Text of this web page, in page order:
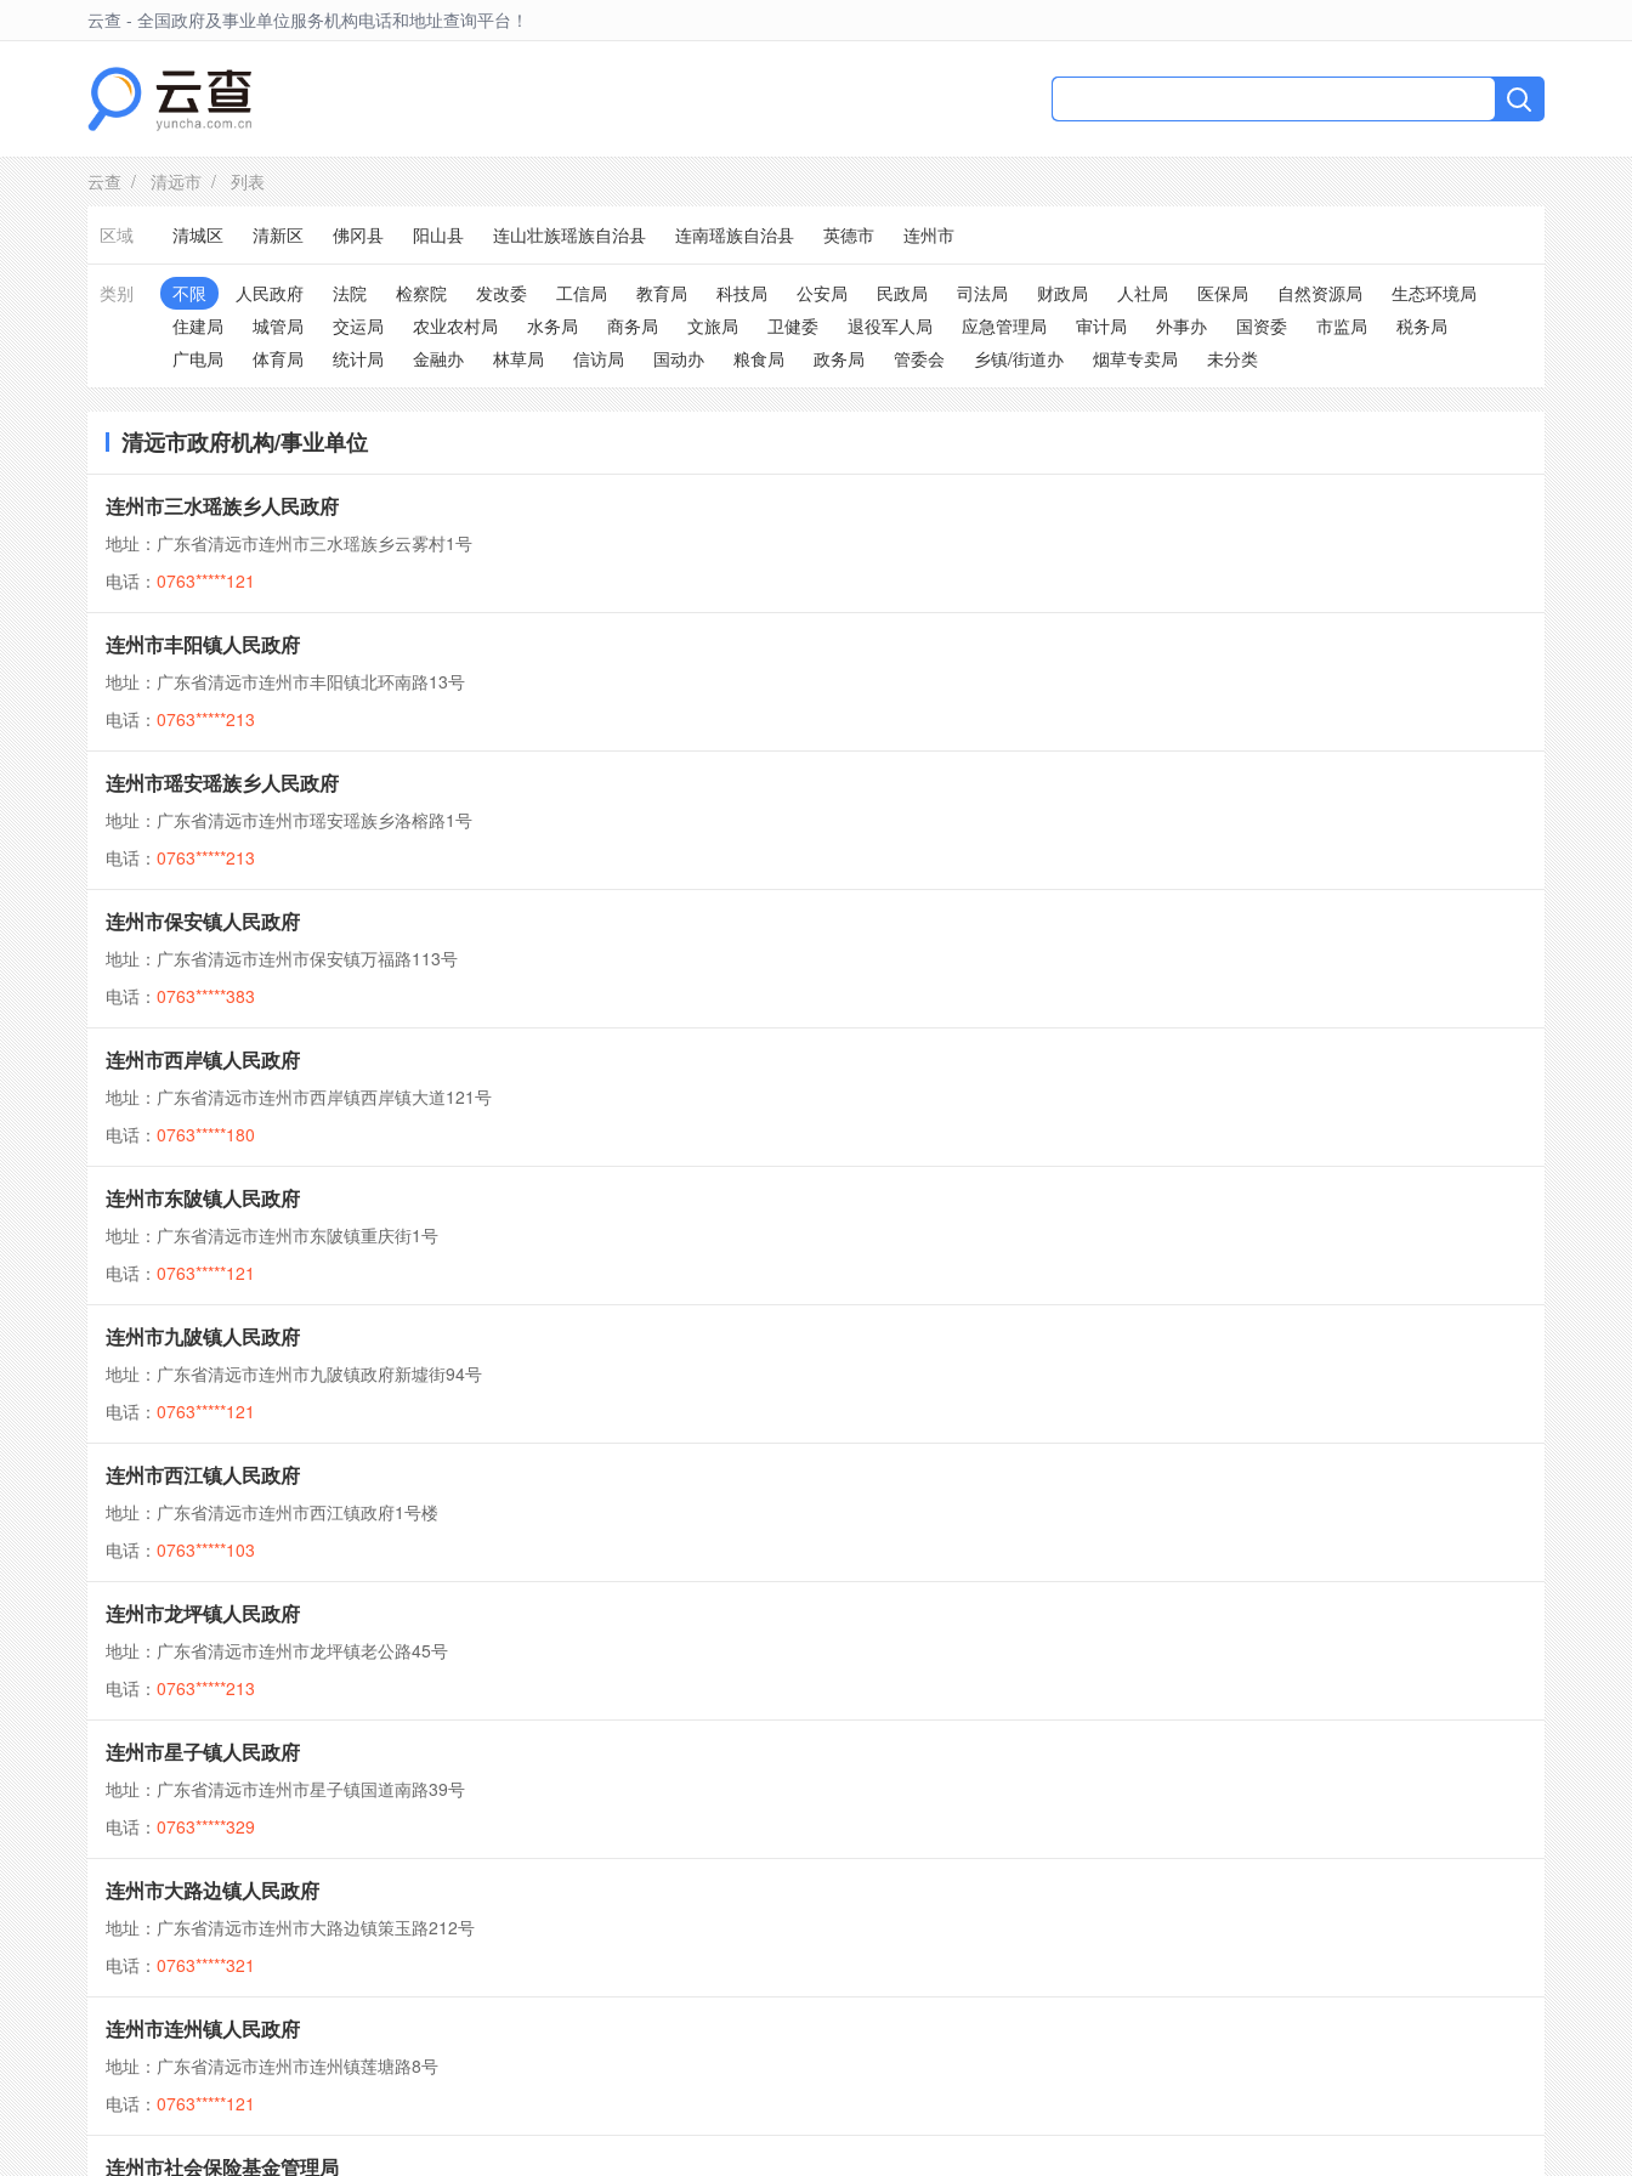
云查 - 全国政府及事业单位服务机构电话和地址查询平台！
云查/清远市/ 列表
区域 清城区 清新区 佛冈县 阳山县 连山壮族瑶族自治县 连南瑶族自治县 英德市 连州市
类别 不限 人民政府 法院 检察院 发改委 工信局 教育局 科技局 公安局 民政局 司法局 财政局 人社局 医保局 自然资源局
生态环境局
住建局
城管局 交运局 农业农村局 水务局 商务局 文旅局 卫健委 退役军人局 应急管理局 审计局 外事办 国资委 市监局
税务局
广电局
体育局 统计局 金融办 林草局 信访局 国动办 粮食局 政务局 管委会 乡镇/街道办 烟草专卖局 未分类
清远市政府机构/事业单位
连州市三水瑶族乡人民政府
地址：广东省清远市连州市三水瑶族乡云雾村1号
电话： 0763*****121
连州市丰阳镇人民政府
地址：广东省清远市连州市丰阳镇北环南路13号
电话： 0763*****213
连州市瑶安瑶族乡人民政府
地址：广东省清远市连州市瑶安瑶族乡洛榕路1号
电话： 0763*****213
连州市保安镇人民政府
地址：广东省清远市连州市保安镇万福路113号
电话： 0763*****383
连州市西岸镇人民政府
地址：广东省清远市连州市西岸镇西岸镇大道121号
电话： 0763*****180
连州市东陂镇人民政府
地址：广东省清远市连州市东陂镇重庆街1号
电话： 0763*****121
连州市九陂镇人民政府
地址：广东省清远市连州市九陂镇政府新墟街94号
电话： 0763*****121
连州市西江镇人民政府
地址：广东省清远市连州市西江镇政府1号楼
电话： 0763*****103
连州市龙坪镇人民政府
地址：广东省清远市连州市龙坪镇老公路45号
电话： 0763*****213
连州市星子镇人民政府
地址：广东省清远市连州市星子镇国道南路39号
电话： 0763*****329
连州市大路边镇人民政府
地址：广东省清远市连州市大路边镇策玉路212号
电话： 0763*****321
连州市连州镇人民政府
地址：广东省清远市连州市连州镇莲塘路8号
电话： 0763*****121
连州市社会保险基金管理局